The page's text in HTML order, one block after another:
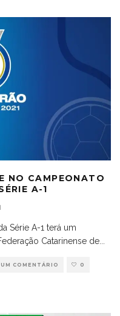
NO CAMPEONATO
A-1
Série A-1 terá um
Catarinense de
COMENTÁRIO 0